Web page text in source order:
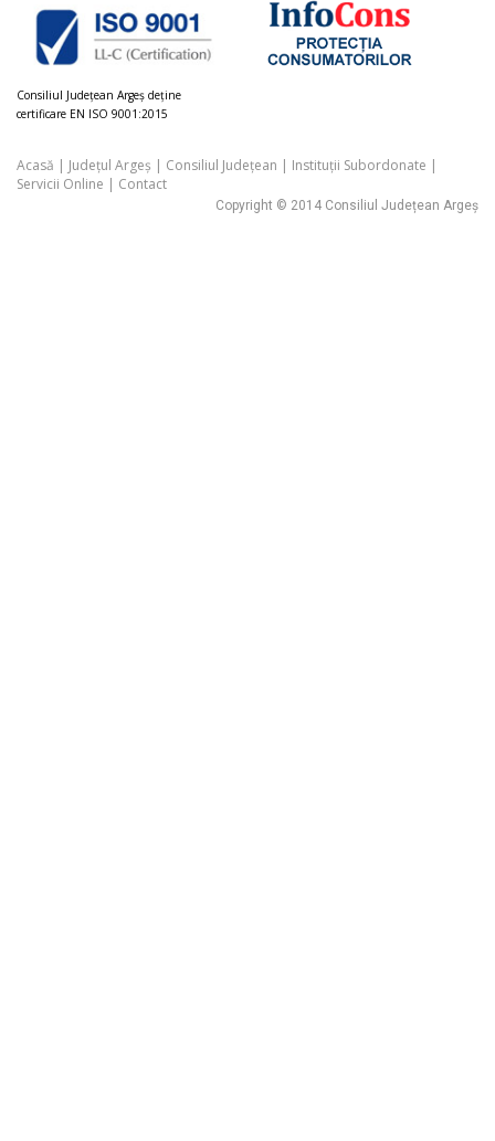
Consiliul Judeţean Argeș deţine
certificare EN ISO 9001:2015
Acasă | Județul Argeș | Consiliul Județean | Instituții Subordonate |
Servicii Online | Contact
Copyright © 2014 Consiliul Județean Argeș